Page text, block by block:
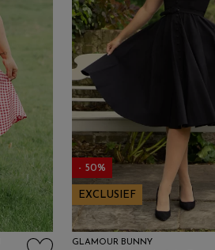
- 50%
EXCLUSIEF
GLAMOUR BUNNY